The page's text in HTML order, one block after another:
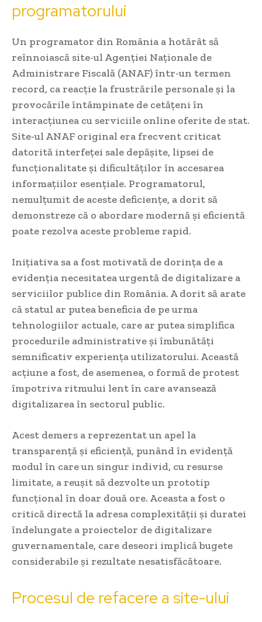
programatorului
Un programator din România a hotărât să
reînnoiască site-ul Agenției Naționale de
Administrare Fiscală (ANAF) într-un termen
record, ca reacție la frustrările personale și la
provocările întâmpinate de cetățeni în
interacțiunea cu serviciile online oferite de stat.
Site-ul ANAF original era frecvent criticat
datorită interfeței sale depășite, lipsei de
funcționalitate și dificultăților în accesarea
informațiilor esențiale. Programatorul,
nemulțumit de aceste deficiențe, a dorit să
demonstreze că o abordare modernă și eficientă
poate rezolva aceste probleme rapid.
Inițiativa sa a fost motivată de dorința de a
evidenția necesitatea urgentă de digitalizare a
serviciilor publice din România. A dorit să arate
că statul ar putea beneficia de pe urma
tehnologiilor actuale, care ar putea simplifica
procedurile administrative și îmbunătăți
semnificativ experiența utilizatorului. Această
acțiune a fost, de asemenea, o formă de protest
împotriva ritmului lent în care avansează
digitalizarea în sectorul public.
Acest demers a reprezentat un apel la
transparență și eficiență, punând în evidență
modul în care un singur individ, cu resurse
limitate, a reușit să dezvolte un prototip
funcțional în doar două ore. Aceasta a fost o
critică directă la adresa complexității și duratei
îndelungate a proiectelor de digitalizare
guvernamentale, care deseori implică bugete
considerabile și rezultate nesatisfăcătoare.
Procesul de refacere a site-ului